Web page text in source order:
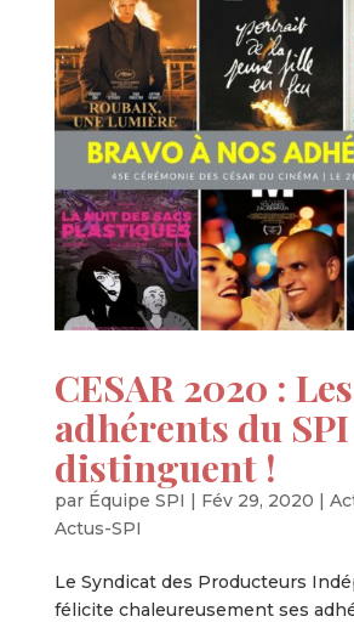
CESAR 2020 : Les
adhérents du SPI
distinguent !
par Équipe SPI | Fév 29, 2020 |
Actus-SPI
Le Syndicat des Producteurs
félicite chaleureusement ses